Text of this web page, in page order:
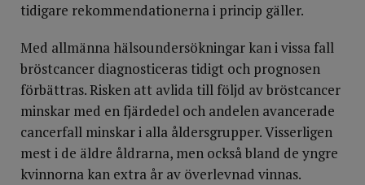
tidigare rekommendationerna i princip gäller.
Med allmänna hälsoundersökningar kan i vissa fall
bröstcancer diagnosticeras tidigt och prognosen
förbättras. Risken att avlida till följd av bröstcancer
minskar med en fjärdedel och andelen avancerade
cancerfall minskar i alla åldersgrupper. Visserligen
mest i de äldre åldrarna, men också bland de yngre
kvinnorna kan extra år av överlevnad vinnas.